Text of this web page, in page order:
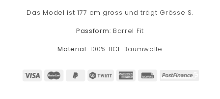
Das Model ist 177 cm gross und trägt Grösse S.
Passform: Barrel Fit
Material: 100% BCI-Baumwolle